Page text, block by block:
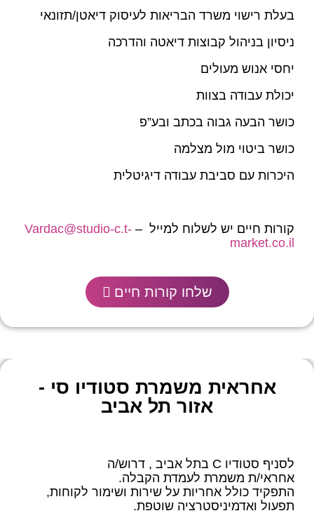
בעלת רישוי משרד הבריאות לעיסוק דיאטן/תזונאי
ניסיון בניהול קבוצות דיאטה והדרכה
יחסי אנוש מעולים
יכולת עבודה בצוות
כושר הבעה גבוה בכתב ובע”פ
כושר ביטוי מול מצלמה
היכרות עם סביבת עבודה דיגיטלית
קורות חיים יש לשלוח למייל – Vardac@studio-c.t-
market.co.il
שלחו קורות חיים
אחראית משמרת סטודיו סי -
אזור תל אביב
לסניף סטודיו C בתל אביב , דרוש/ה
אחראי/ת משמרת לעמדת הקבלה.
התפקיד כולל אחריות על שירות ושימור לקוחות,
תפעול ואדמיניסטרציה שוטפת.